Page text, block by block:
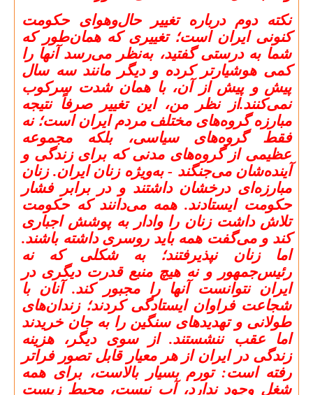
نکته دوم درباره تغییر حال‌وهوای حکومت
کنونی ایران است؛ تغییری که همان‌طور که
شما به درستی گفتید، به‌نظر می‌رسد آنها را
کمی هوشیارتر کرده و دیگر مانند سه سال
پیش و پیش از آن، با همان شدت سرکوب
نمی‌کنند.از نظر من، این تغییر صرفاً نتیجه
مبارزه گروه‌های مختلف مردم ایران است؛ نه
فقط گروه‌های سیاسی، بلکه مجموعه
عظیمی از گروه‌های مدنی که برای زندگی و
آینده‌شان می‌جنگند - به‌ویژه زنان ایران. زنان
مبارزه‌ای درخشان داشتند و در برابر فشار
حکومت ایستادند. همه می‌دانند که حکومت
تلاش داشت زنان را وادار به پوشش اجباری
کند و می‌گفت همه باید روسری داشته باشند.
اما زنان نپذیرفتند؛ به شکلی که نه
رئیس‌جمهور و نه هیچ منبع قدرت دیگری در
ایران نتوانست آنها را مجبور کند. آنان با
شجاعت فراوان ایستادگی کردند؛ زندان‌های
طولانی و تهدیدهای سنگین را به جان خریدند
اما عقب ننشستند. از سوی دیگر، هزینه
زندگی در ایران از هر معیار قابل تصور فراتر
رفته است: تورم بسیار بالاست، برای همه
شغل وجود ندارد، آب نیست، محیط ‌زیست